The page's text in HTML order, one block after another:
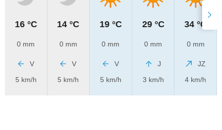
16 °C
0 mm
V
5 km/h
14 °C
0 mm
V
5 km/h
19 °C
0 mm
V
5 km/h
29 °C
0 mm
J
3 km/h
34 °C
0 mm
JZ
4 km/h